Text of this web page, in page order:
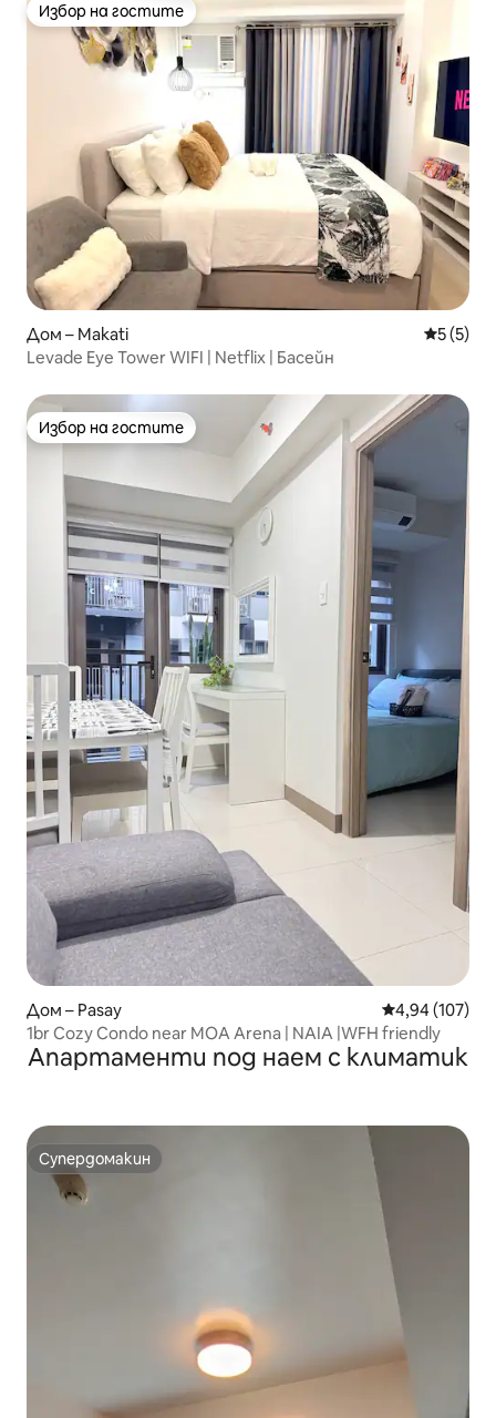
Избор на гостите
Избор на гостите
Дом – Makati Средна
5 (5)
Levade Eye Tower WIFI | Netflix | Басейн
Избор на гостите
Избор на гостите
Дом – Pasay Средна
4,94 (107)
1br Cozy Condo near MOA Arena | NAIA |WFH friendly
Апартаменти под наем с климатик
Супердомакин
Супердомакин